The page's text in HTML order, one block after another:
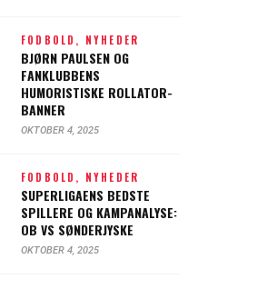
FODBOLD, NYHEDER
BJØRN PAULSEN OG
FANKLUBBENS
HUMORISTISKE ROLLATOR-
BANNER
OKTOBER 4, 2025
FODBOLD, NYHEDER
SUPERLIGAENS BEDSTE
SPILLERE OG KAMPANALYSE:
OB VS SØNDERJYSKE
OKTOBER 4, 2025